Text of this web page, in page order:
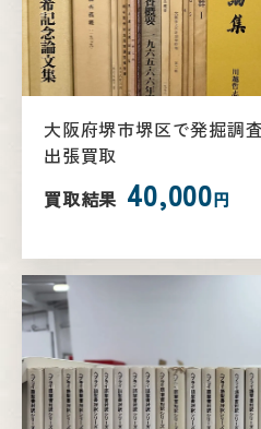
大阪府堺市堺区で発掘調
出張買取
買取結果 40,000円